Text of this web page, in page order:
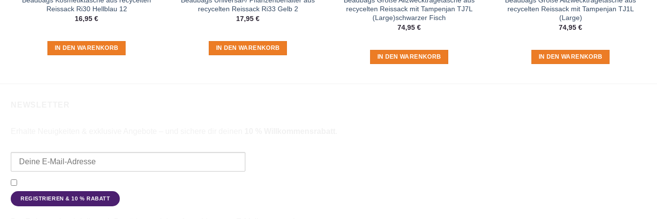
Reissack Ri30 Hellblau 12
16,95 €
IN DEN WARENKORB
recycelten Reissack Ri33 Gelb 2
17,95 €
IN DEN WARENKORB
recycelten Reissack mit Tampenjan TJ7L
(Large)schwarzer Fisch
74,95 €
IN DEN WARENKORB
recycelten Reissack mit Tampenjan TJ1L
(Large)
74,95 €
IN DEN WARENKORB